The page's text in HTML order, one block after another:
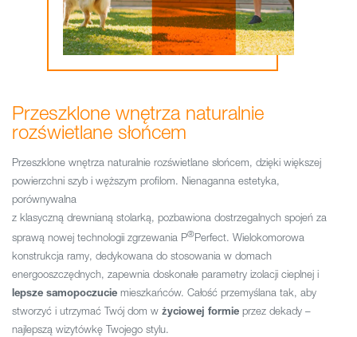
Przeszklone wnętrza naturalnie
rozświetlane słońcem
Przeszklone wnętrza naturalnie rozświetlane słońcem, dzięki większej
powierzchni szyb i węższym profilom. Nienaganna estetyka,
porównywalna
z klasyczną drewnianą stolarką, pozbawiona dostrzegalnych spojeń za
sprawą nowej technologii zgrzewania P®Perfect. Wielokomorowa
konstrukcja ramy, dedykowana do stosowania w domach
energooszczędnych, zapewnia doskonałe parametry izolacji cieplnej i
lepsze samopoczucie mieszkańców. Całość przemyślana tak, aby
stworzyć i utrzymać Twój dom w życiowej formie przez dekady –
najlepszą wizytówkę Twojego stylu.